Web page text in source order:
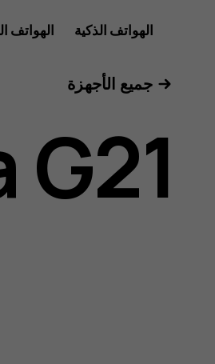
دليل
الهواتف الذكية الهواتف
جميع الأجهزة